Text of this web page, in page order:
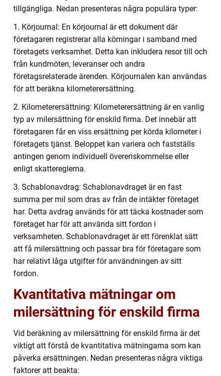
tillgängliga. Nedan presenteras några populära typer:
1. Körjournal: En körjournal är ett dokument där
företagaren registrerar alla körningar i samband med
företagets verksamhet. Detta kan inkludera resor till och
från kundmöten, leveranser och andra
företagsrelaterade ärenden. Körjournalen kan användas
för att beräkna kilometerersättning.
2. Kilometerersättning: Kilometerersättning är en vanlig
typ av milersättning för enskild firma. Det innebär att
företagaren får en viss ersättning per körda kilometer i
företagets tjänst. Beloppet kan variera och fastställs
antingen genom individuell överenskommelse eller
enligt skattereglerna.
3. Schablonavdrag: Schablonavdraget är en fast
summa per mil som dras av från de intäkter företaget
har. Detta avdrag används för att täcka kostnader som
företaget har för att använda sitt fordon i
verksamheten. Schablonavdraget är ett förenklat sätt
att få milersättning och passar bra för företagare som
har relativt låga utgifter för användningen av sitt
fordon.
Kvantitativa mätningar om
milersättning för enskild firma
Vid beräkning av milersättning för enskild firma är det
viktigt att förstå de kvantitativa mätningarna som kan
påverka ersättningen. Nedan presenteras några viktiga
faktorer att beakta: